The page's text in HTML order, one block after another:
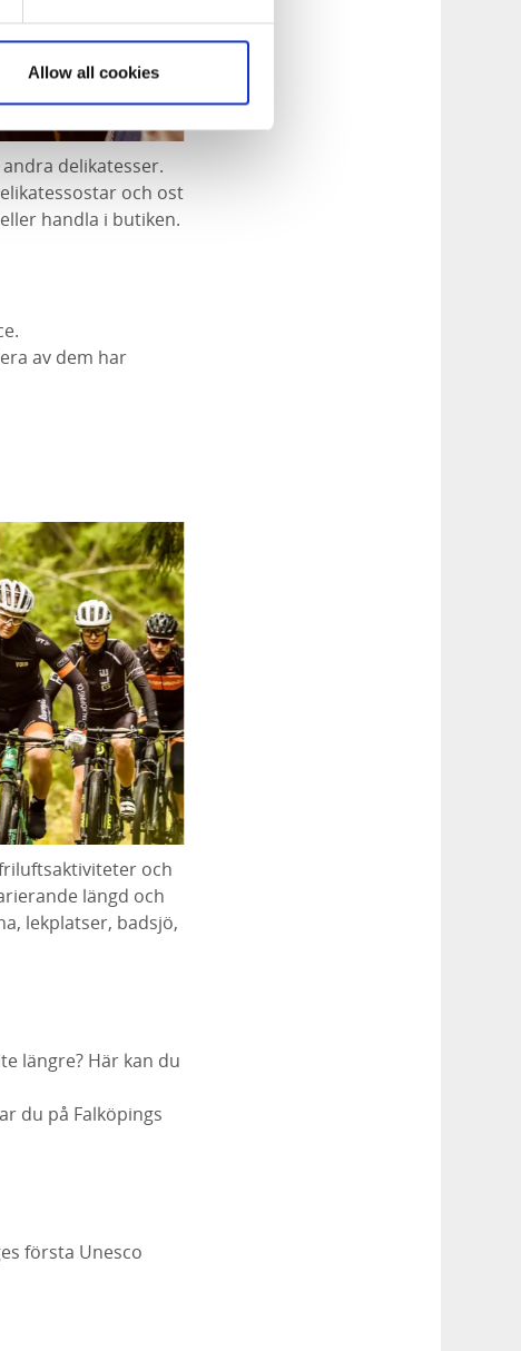
Allow all cookies
delikatesser.
och ost
handla i butiken.
av dem har
och
längd och
lekplatser, badsjö,
längre? Här kan du
du på Falköpings
första Unesco